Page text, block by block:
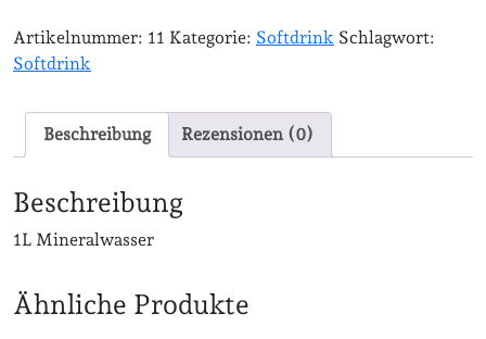
Artikelnummer: 11 Kategorie: Softdrink Schlagwort:
Softdrink
Beschreibung Rezensionen (0)
Beschreibung
1L Mineralwasser
Ähnliche Produkte